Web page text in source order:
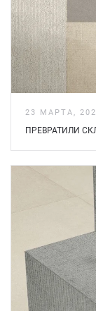
23 МАРТА,
ПРЕВРАТИЛИ